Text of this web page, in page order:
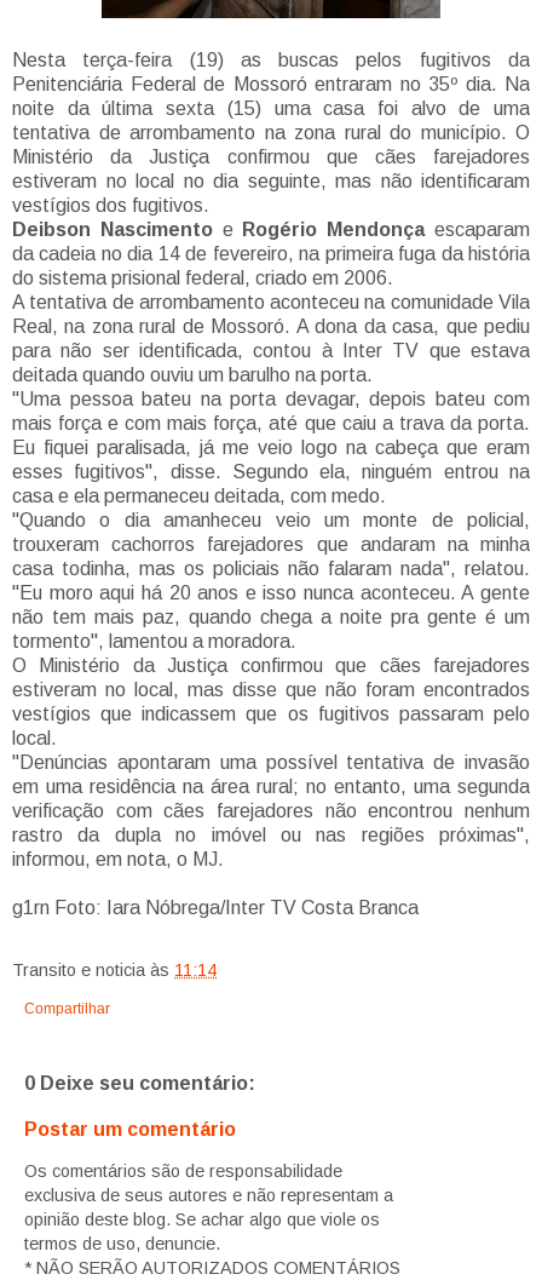
Nesta terça-feira (19) as buscas pelos fugitivos da
Penitenciária Federal de Mossoró entraram no 35º dia. Na
noite da última sexta (15) uma casa foi alvo de uma
tentativa de arrombamento na zona rural do município. O
Ministério da Justiça confirmou que cães farejadores
estiveram no local no dia seguinte, mas não identificaram
vestígios dos fugitivos.
Deibson Nascimentoe Rogério Mendonçaescaparam
da cadeia no dia 14 de fevereiro, na primeira fuga da história
do sistema prisional federal, criado em 2006.
A tentativa de arrombamento aconteceu na comunidade Vila
Real, na zona rural de Mossoró. A dona da casa, que pediu
para não ser identificada, contou à Inter TV que estava
deitada quando ouviu um barulho na porta.
"Uma pessoa bateu na porta devagar, depois bateu com
mais força e com mais força, até que caiu a trava da porta.
Eu fiquei paralisada, já me veio logo na cabeça que eram
esses fugitivos", disse. Segundo ela, ninguém entrou na
casa e ela permaneceu deitada, com medo.
"Quando o dia amanheceu veio um monte de policial,
trouxeram cachorros farejadores que andaram na minha
casa todinha, mas os policiais não falaram nada", relatou.
"Eu moro aqui há 20 anos e isso nunca aconteceu. A gente
não tem mais paz, quando chega a noite pra gente é um
tormento", lamentou a moradora.
O Ministério da Justiça confirmou que cães farejadores
estiveram no local, mas disse que não foram encontrados
vestígios que indicassem que os fugitivos passaram pelo
local.
"Denúncias apontaram uma possível tentativa de invasão
em uma residência na área rural; no entanto, uma segunda
verificação com cães farejadores não encontrou nenhum
rastro da dupla no imóvel ou nas regiões próximas",
informou, em nota, o MJ.
g1rn Foto: Iara Nóbrega/Inter TV Costa Branca
Transito e noticia às 11:14
Compartilhar
0 Deixe seu comentário:
Postar um comentário
Os comentários são de responsabilidade
exclusiva de seus autores e não representam a
opinião deste blog. Se achar algo que viole os
termos de uso, denuncie.
* NÃO SERÃO AUTORIZADOS COMENTÁRIOS